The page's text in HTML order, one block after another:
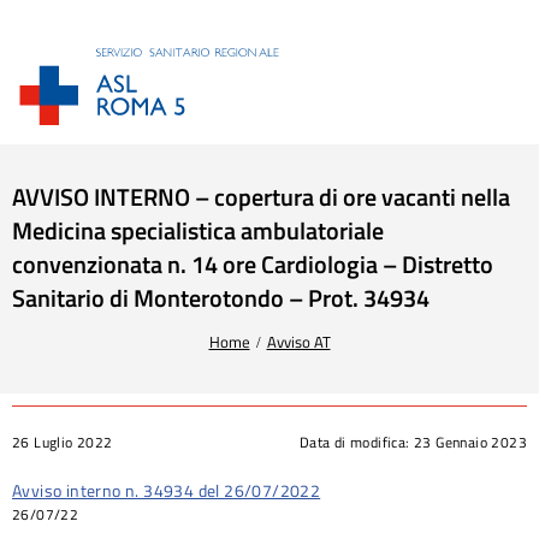
AVVISO INTERNO – copertura di ore vacanti nella
Medicina specialistica ambulatoriale
convenzionata n. 14 ore Cardiologia – Distretto
Sanitario di Monterotondo – Prot. 34934
Home Avviso AT
Data di modifica: 23 Gennaio 2023
26 Luglio 2022
Avviso interno n. 34934 del 26/07/2022
26/07/22